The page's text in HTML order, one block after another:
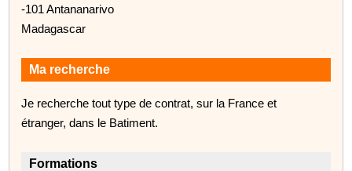
-101 Antananarivo
Madagascar
Ma recherche
Je recherche tout type de contrat, sur la France et
étranger, dans le Batiment.
Formations